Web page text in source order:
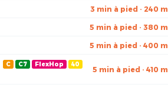
3 min à pied · 240 m
5 min à pied · 380 m
5 min à pied · 400 m
C C7 FlexHop
40
5 min à pied · 410 m